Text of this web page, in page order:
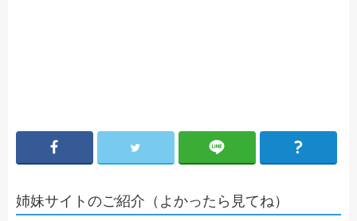
姉妹サイトのご紹介（よかったら見てね）